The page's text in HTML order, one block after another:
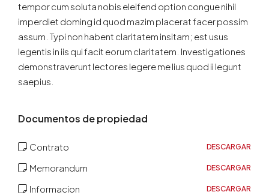
tempor cum soluta nobis eleifend option congue nihil
imperdiet doming id quod mazim placerat facer possim
assum. Typi non habent claritatem insitam; est usus
legentis in iis qui facit eorum claritatem. Investigationes
demonstraverunt lectores legere me lius quod ii legunt
saepius.
Documentos de propiedad
Contrato DESCARGAR
Memorandum DESCARGAR
Informacion DESCARGAR